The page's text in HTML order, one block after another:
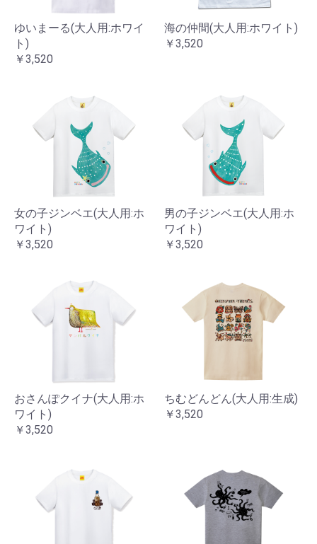
ゆいまーる(大人用:ホワイ
ト)
￥3,520
海の仲間(大人用:ホワイト)
￥3,520
女の子ジンベエ(大人用:ホ
ワイト)
￥3,520
男の子ジンベエ(大人用:ホ
ワイト)
￥3,520
おさんぽクイナ(大人用:ホ
ワイト)
￥3,520
ちむどんどん(大人用:生成)
￥3,520